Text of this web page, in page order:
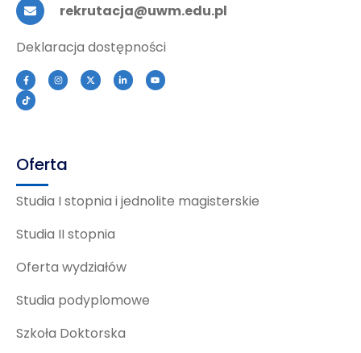
rekrutacja@uwm.edu.pl
Deklaracja dostępności
Oferta
Studia I stopnia i jednolite magisterskie
Studia II stopnia
Oferta wydziałów
Studia podyplomowe
Szkoła Doktorska